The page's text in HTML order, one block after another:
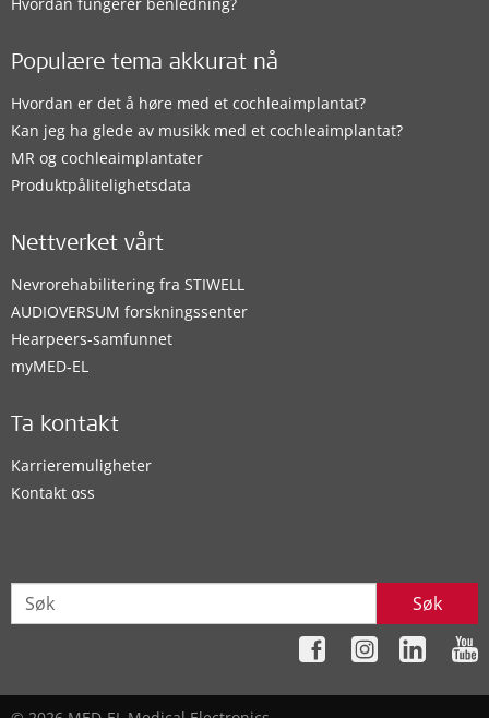
Populære tema akkurat nå
Hvordan er det å høre med et cochleaimplantat?
Kan jeg ha glede av musikk med et cochleaimplantat?
MR og cochleaimplantater
Produktpålitelighetsdata
Nettverket vårt
Nevrorehabilitering fra STIWELL
AUDIOVERSUM forskningssenter
Hearpeers-samfunnet
myMED‑EL
Ta kontakt
Karrieremuligheter
Kontakt oss
Søk